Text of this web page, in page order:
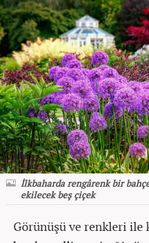
İlkbaharda rengârenk bir
ekilecek beş çiçek
Görünüşü ve renkleri ile